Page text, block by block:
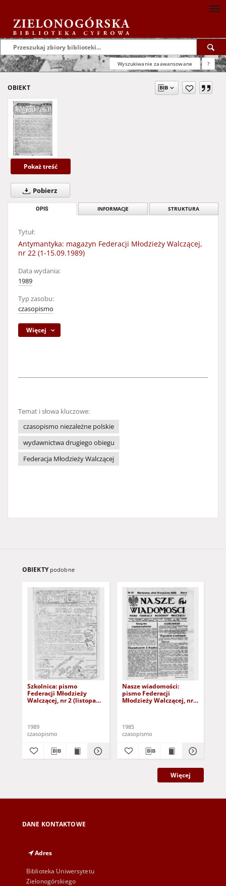
Wyszukiwanie zaawansowane ?
OBIEKT
Pokaż treść
Pobierz
OPIS INFORMACJE STRUKTURA
Tytuł:
Antymantyka: magazyn Federacji Młodzieży Walczącej,
nr 22 (1-15.09.1989)
Data wydania:
1989
Typ zasobu:
czasopismo
Więcej
Temat i słowa kluczowe:
czasopismo niezależne polskie
wydawnictwa drugiego obiegu
Federacja Młodzieży Walczącej
OBIEKTY podobne
Szkolnica: pismo
Federacji Młodzieży
Walczącej, nr 2 (listopad
1989
czasopismo
Nasze wiadomości:
pismo Federacji
Młodzieży Walczącej, nr 1
1985
czasopismo
Więcej
DANE KONTAKTOWE
Adres
Biblioteka Uniwersytetu
Zielonogórskiego